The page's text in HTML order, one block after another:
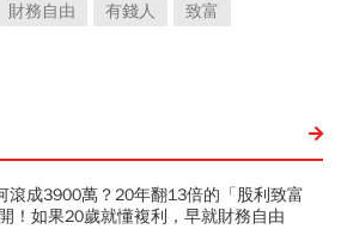
財務自由 有錢人
致富
滾成3900萬？20年翻13倍的「股利致富
！如果20歲就懂複利，早就財務自由